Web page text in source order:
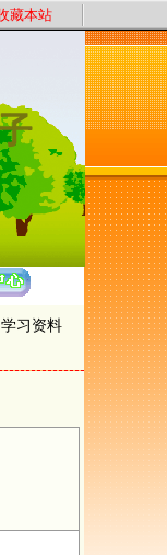
认证、星级评定”保
藏本站
学习资料